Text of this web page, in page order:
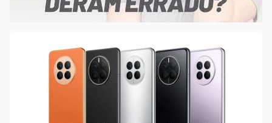
00:00/21:11